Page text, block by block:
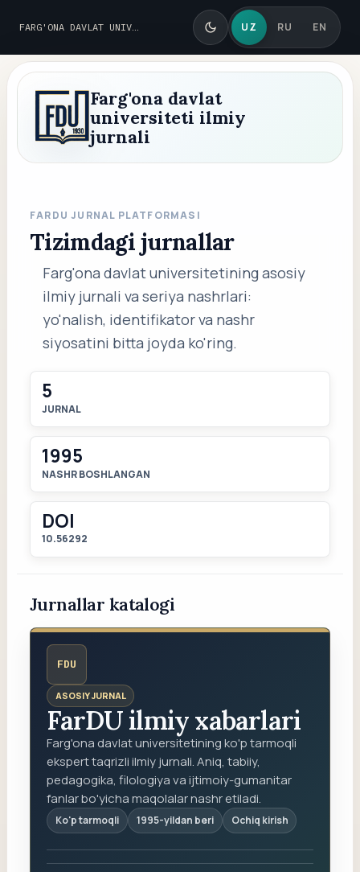
FARG'ONA DAVLAT UNIVERSITETI UZ RU EN
Farg'ona davlat
universiteti ilmiy
jurnali
FARDU JURNAL PLATFORMASI
Tizimdagi jurnallar
Farg'ona davlat universitetining asosiy
ilmiy jurnali va seriya nashrlari:
yo'nalish, identifikator va nashr
siyosatini bitta joyda ko'ring.
5
JURNAL
1995
NASHR BOSHLANGAN
DOI
10.56292
Jurnallar katalogi
FDU
ASOSIY JURNAL
FarDU ilmiy xabarlari
Farg'ona davlat universitetining ko'p tarmoqli
ekspert taqrizli ilmiy jurnali. Aniq, tabiiy,
pedagogika, filologiya va ijtimoiy-gumanitar
fanlar bo'yicha maqolalar nashr etiladi.
Ko'p tarmoqli 1995-yildan beri Ochiq kirish